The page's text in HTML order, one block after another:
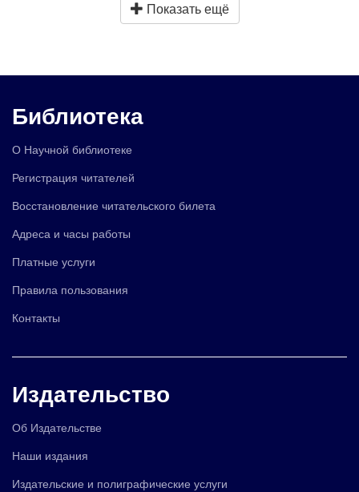
Показать ещё
Библиотека
О Научной библиотеке
Регистрация читателей
Восстановление читательского билета
Адреса и часы работы
Платные услуги
Правила пользования
Контакты
Издательство
Об Издательстве
Наши издания
Издательские и полиграфические услуги